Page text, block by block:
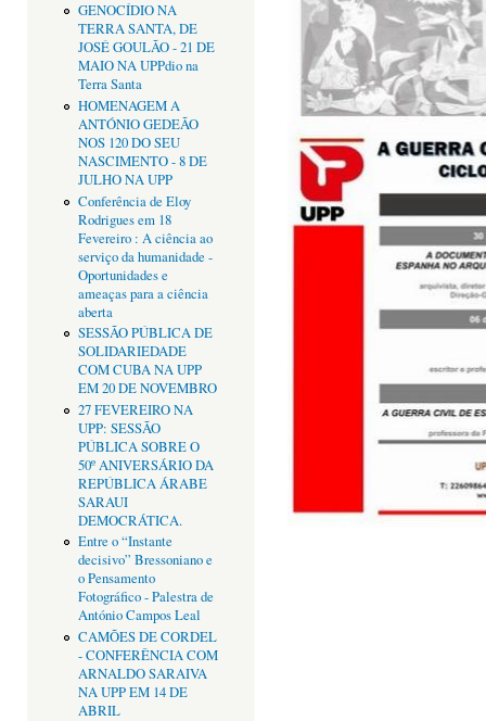
GENOCÍDIO NA
TERRA SANTA, DE
JOSÉ GOULÃO - 21 DE
MAIO NA UPPdio na
Terra Santa
HOMENAGEM A
ANTÓNIO GEDEÃO
NOS 120 DO SEU
NASCIMENTO - 8 DE
JULHO NA UPP
Conferência de Eloy
Rodrigues em 18
Fevereiro : A ciência ao
serviço da humanidade -
Oportunidades e
ameaças para a ciência
aberta
SESSÃO PÚBLICA DE
SOLIDARIEDADE
COM CUBA NA UPP
EM 20 DE NOVEMBRO
27 FEVEREIRO NA
UPP: SESSÃO
PÚBLICA SOBRE O
50º ANIVERSÁRIO DA
REPÚBLICA ÁRABE
SARAUI
DEMOCRÁTICA.
Entre o “Instante
decisivo” Bressoniano e
o Pensamento
Fotográfico - Palestra de
António Campos Leal
CAMÕES DE CORDEL
- CONFERÊNCIA COM
ARNALDO SARAIVA
NA UPP EM 14 DE
ABRIL